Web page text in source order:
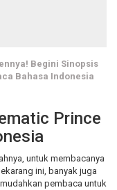
Begini Sinopsis
Bahasa Indonesia
Prince
untuk membacanya
ini, banyak juga
pembaca untuk